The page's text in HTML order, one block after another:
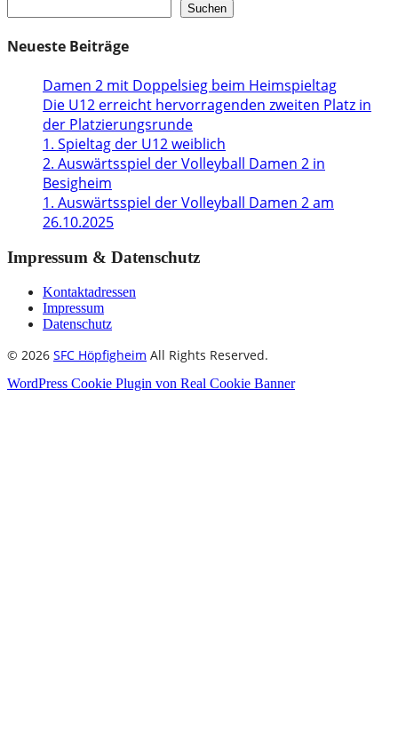
Suchen
Neueste Beiträge
Damen 2 mit Doppelsieg beim Heimspieltag
Die U12 erreicht hervorragenden zweiten Platz in
der Platzierungsrunde
1. Spieltag der U12 weiblich
2. Auswärtsspiel der Volleyball Damen 2 in
Besigheim
1. Auswärtsspiel der Volleyball Damen 2 am
26.10.2025
Impressum & Datenschutz
Kontaktadressen
Impressum
Datenschutz
© 2026 SFC Höpfigheim All Rights Reserved.
WordPress Cookie Plugin von Real Cookie Banner